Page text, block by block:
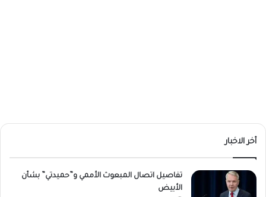
أخر الاخبار
تفاصيل اتصال المبعوث الأممي و”حميدتي” بشأن
الأبيض